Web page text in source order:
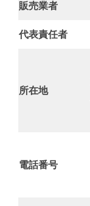
販売業者
代表責任者
所在地
電話番号